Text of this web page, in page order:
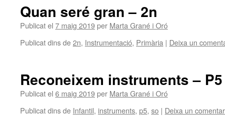
Quan seré gran – 2n
Publicat el 7 maig 2019per Marta Grané i Oró
Publicat dins de2n, Instrumentació, Primària | Deixa un
Reconeixem instruments – P5
Publicat el 6 maig 2019per Marta Grané i Oró
Publicat dins de Infantil, instruments, p5, so | Deixa un